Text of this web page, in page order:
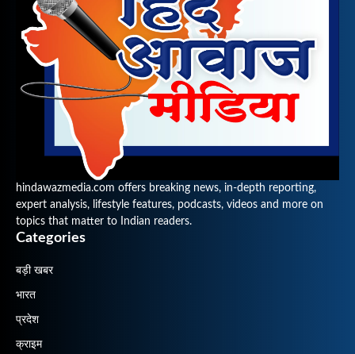
hindawazmedia.com offers breaking news, in-depth reporting,
expert analysis, lifestyle features, podcasts, videos and more on
topics that matter to Indian readers.
Categories
बड़ी खबर
भारत
प्रदेश
क्राइम